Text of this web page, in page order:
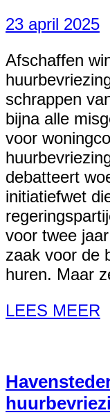
23 april 2025
Afschaffen
schrappen
bijna alle
voor
debatteert
initiatiefwet
voor twee
zaak voor de
huren. Maar
LEES MEER